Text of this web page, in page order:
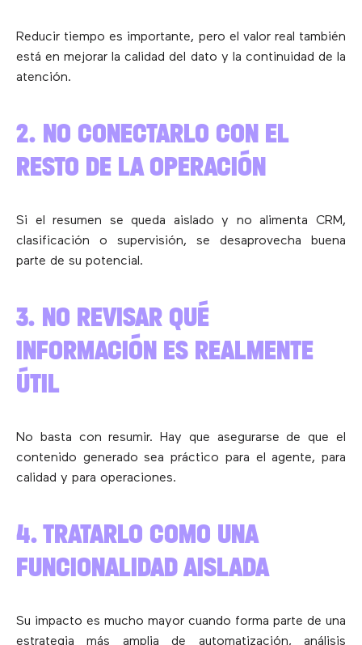
Reducir tiempo es importante, pero el valor real también
está en mejorar la calidad del dato y la continuidad de la
atención.
2. NO CONECTARLO CON EL
RESTO DE LA OPERACIÓN
Si el resumen se queda aislado y no alimenta CRM,
clasificación o supervisión, se desaprovecha buena
parte de su potencial.
3. NO REVISAR QUÉ
INFORMACIÓN ES REALMENTE
ÚTIL
No basta con resumir. Hay que asegurarse de que el
contenido generado sea práctico para el agente, para
calidad y para operaciones.
4. TRATARLO COMO UNA
FUNCIONALIDAD AISLADA
Su impacto es mucho mayor cuando forma parte de una
estrategia más amplia de automatización, análisis